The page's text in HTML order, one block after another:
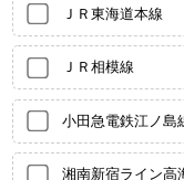
ＪＲ東海道本線
ＪＲ相模線
小田急電鉄江ノ島
湘南新宿ライン高